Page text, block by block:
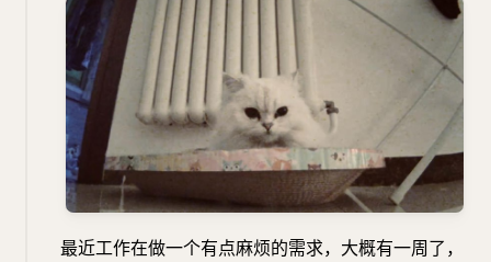
最近工作在做一个有点麻烦的需求，大概有一周了，